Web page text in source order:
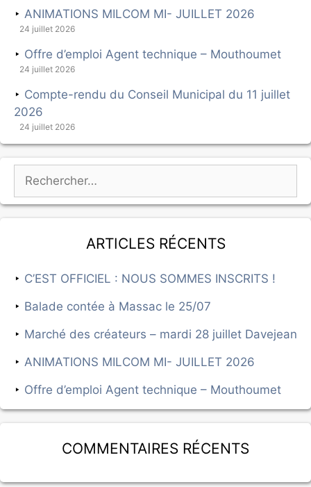
ANIMATIONS MILCOM MI- JUILLET 2026
24 juillet 2026
Offre d’emploi Agent technique – Mouthoumet
24 juillet 2026
Compte-rendu du Conseil Municipal du 11 juillet
2026
24 juillet 2026
Articles récents
C’EST OFFICIEL : NOUS SOMMES INSCRITS !
Balade contée à Massac le 25/07
Marché des créateurs – mardi 28 juillet Davejean
ANIMATIONS MILCOM MI- JUILLET 2026
Offre d’emploi Agent technique – Mouthoumet
Commentaires récents